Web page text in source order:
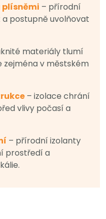
plísněmi – přírodní
postupně uvolňovat
materiály tlumí
zejména v městském
– izolace chrání
vlivy počasí a
– přírodní izolanty
prostředí a